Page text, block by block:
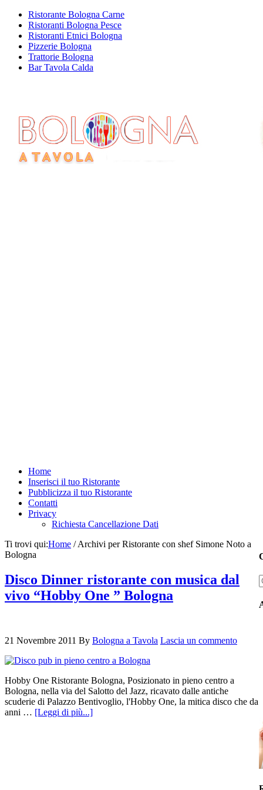
Ristorante Bologna Carne
Ristoranti Bologna Pesce
Ristoranti Etnici Bologna
Pizzerie Bologna
Trattorie Bologna
Bar Tavola Calda
Home
Inserisci il tuo Ristorante
Pubblicizza il tuo Ristorante
Contatti
Privacy
Richiesta Cancellazione Dati
Ti trovi qui:Home /Archivi per Ristorante con shef Simone Noto a
Bologna
Disco Dinner ristorante con musica dal
vivo “Hobby One ” Bologna
21 Novembre 2011 By Bologna a Tavola Lascia un commento
Hobby One Ristorante Bologna, Posizionato in pieno centro a
Bologna, nella via del Salotto del Jazz, ricavato dalle antiche
scuderie di Palazzo Bentivoglio, l'Hobby One, la mitica disco che da
anni … [Leggi di più...]